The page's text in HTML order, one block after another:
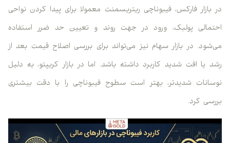
در بازار فارکس، فیبوناچی ریتریسمنت معمولا برای پیدا کردن نواحی
احتمالی پولبک، ورود در جهت روند و تعیین حد ضرر استفاده
می‌شود. در بازار سهام نیز می‌تواند برای بررسی اصلاح قیمت بعد از
رشد یا افت شدید کاربرد داشته باشد. اما در بازار کریپتو، به دلیل
نوسانات شدیدتر، بهتر است سطوح فیبوناچی را با دقت بیشتری
بررسی کرد.